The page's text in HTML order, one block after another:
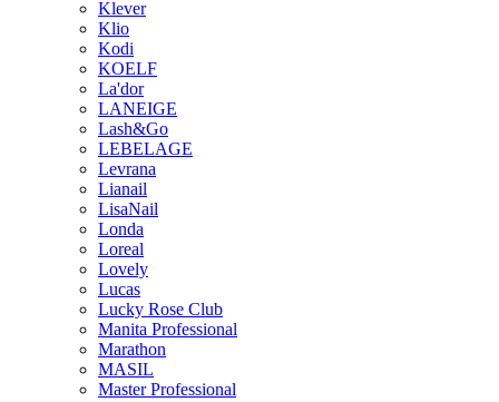
Klever
Klio
Kodi
KOELF
La'dor
LANEIGE
Lash&Go
LEBELAGE
Levrana
Lianail
LisaNail
Londa
Loreal
Lovely
Lucas
Lucky Rose Club
Manita Professional
Marathon
MASIL
Master Professional